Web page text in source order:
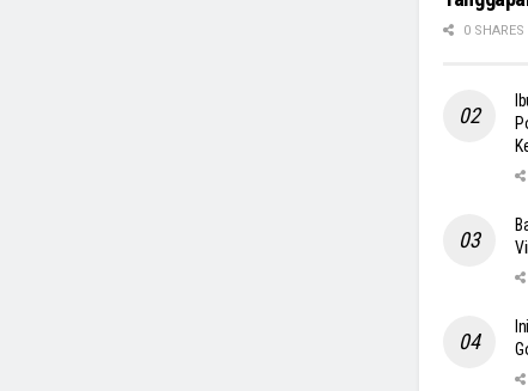
0 SHARES